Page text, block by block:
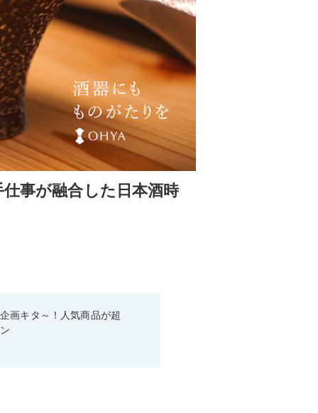
事が融合した日本酒時
画キタ～！人気商品が超